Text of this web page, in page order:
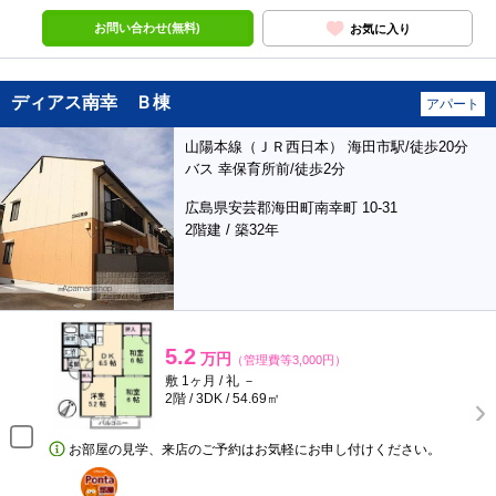
お問い合わせ(無料) お気に入り
ディアス南幸 Ｂ棟 アパート
山陽本線（ＪＲ西日本） 海田市駅/徒歩20分
バス 幸保育所前/徒歩2分
広島県安芸郡海田町南幸町 10-31
2階建 / 築32年
5.2 万円 （管理費等3,000円）
敷 1ヶ月 / 礼 －
2階 / 3DK / 54.69㎡
お部屋の見学、来店のご予約はお気軽にお申し付けください。
ポンタ
部屋